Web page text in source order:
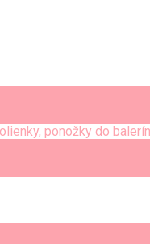
ponožky do